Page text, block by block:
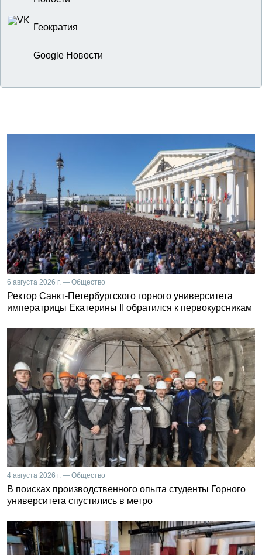
Геократия
Google Новости
6 августа 2026 г. — Общество
Ректор Санкт-Петербургского горного университета
императрицы Екатерины II обратился к первокурсникам
4 августа 2026 г. — Общество
В поисках производственного опыта студенты Горного
университета спустились в метро